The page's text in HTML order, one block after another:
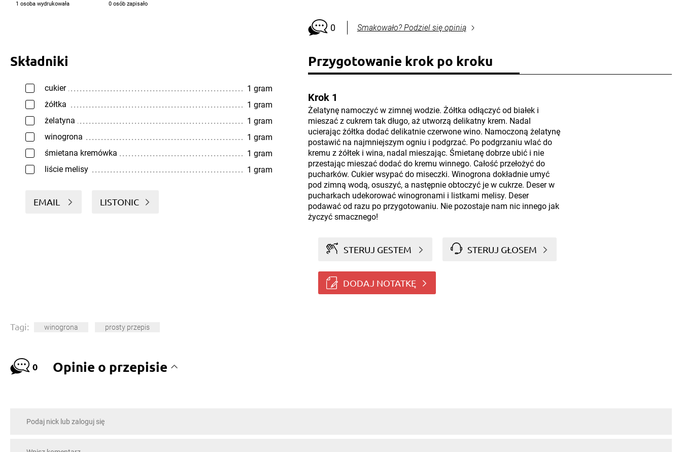
1 osoba wydrukowała 0 osób zapisało
0 Smakowało? Podziel się opinią
Składniki
cukier
1 gram
żółtka
1 gram
żelatyna
1 gram
winogrona
1 gram
śmietana kremówka
1 gram
liście melisy
1 gram
EMAIL LISTONIC
Przygotowanie krok po kroku
Krok 1
Żelatynę namoczyć w zimnej wodzie. Żółtka odłączyć od białek i
mieszać z cukrem tak długo, aż utworzą delikatny krem. Nadal
ucierając żółtka dodać delikatnie czerwone wino. Namoczoną żelatynę
postawić na najmniejszym ogniu i podgrzać. Po podgrzaniu wlać do
kremu z żółtek i wina, nadal mieszając. Śmietanę dobrze ubić i nie
przestając mieszać dodać do kremu winnego. Całość przełożyć do
pucharków. Cukier wsypać do miseczki. Winogrona dokładnie umyć
pod zimną wodą, osuszyć, a następnie obtoczyć je w cukrze. Deser w
pucharkach udekorować winogronami i listkami melisy. Deser
podawać od razu po przygotowaniu. Nie pozostaje nam nic innego jak
życzyć smacznego!
STERUJ GESTEM STERUJ GŁOSEM
DODAJ NOTATKĘ
Tagi: winogrona prosty przepis
0 Opinie o przepisie